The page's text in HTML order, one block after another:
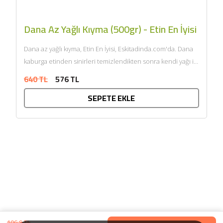
Dana Az Yağlı Kıyma (500gr) - Etin En İyisi
Dana az yağlı kıyma, Etin En İyisi, Eskitadinda.com'da. Dana
kaburga etinden sinirleri temizlendikten sonra kendi yağı ile
640 TL 576 TL
SEPETE EKLE